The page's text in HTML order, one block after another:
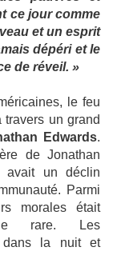
ce jour comme
et un esprit
dépéri et le
de réveil. »
le feu
un grand
Edwards.
de Jonathan
avait un déclin
Parmi
morales était
rare. Les
dans la nuit et